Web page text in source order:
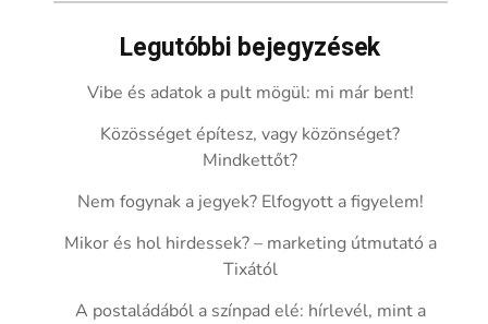
Legutóbbi bejegyzések
Vibe és adatok a pult mögül: mi már bent!
Közösséget építesz, vagy közönséget?
Mindkettőt?
Nem fogynak a jegyek? Elfogyott a figyelem!
Mikor és hol hirdessek? – marketing útmutató a
Tixától
A postaládából a színpad elé: hírlevél, mint a